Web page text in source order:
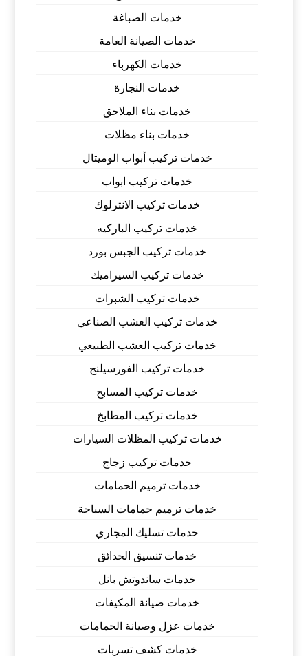
خدمات الصباغة
خدمات الصيانة العامة
خدمات الكهرباء
خدمات النجارة
خدمات بناء الملاحق
خدمات بناء مظلات
خدمات تركيب أبواب الوميتال
خدمات تركيب ابواب
خدمات تركيب الانترلوك
خدمات تركيب الباركيه
خدمات تركيب الجبس بورد
خدمات تركيب السيراميك
خدمات تركيب الشبرات
خدمات تركيب العشب الصناعي
خدمات تركيب العشب الطبيعي
خدمات تركيب الفورسيلنج
خدمات تركيب المسابح
خدمات تركيب المطابخ
خدمات تركيب المظلات السيارات
خدمات تركيب زجاج
خدمات ترميم الحمامات
خدمات ترميم حمامات السباحة
خدمات تسليك المجاري
خدمات تنسيق الحدائق
خدمات ساندوتش بانل
خدمات صيانة المكيفات
خدمات عزل وصيانة الحمامات
خدمات كشف تسربات